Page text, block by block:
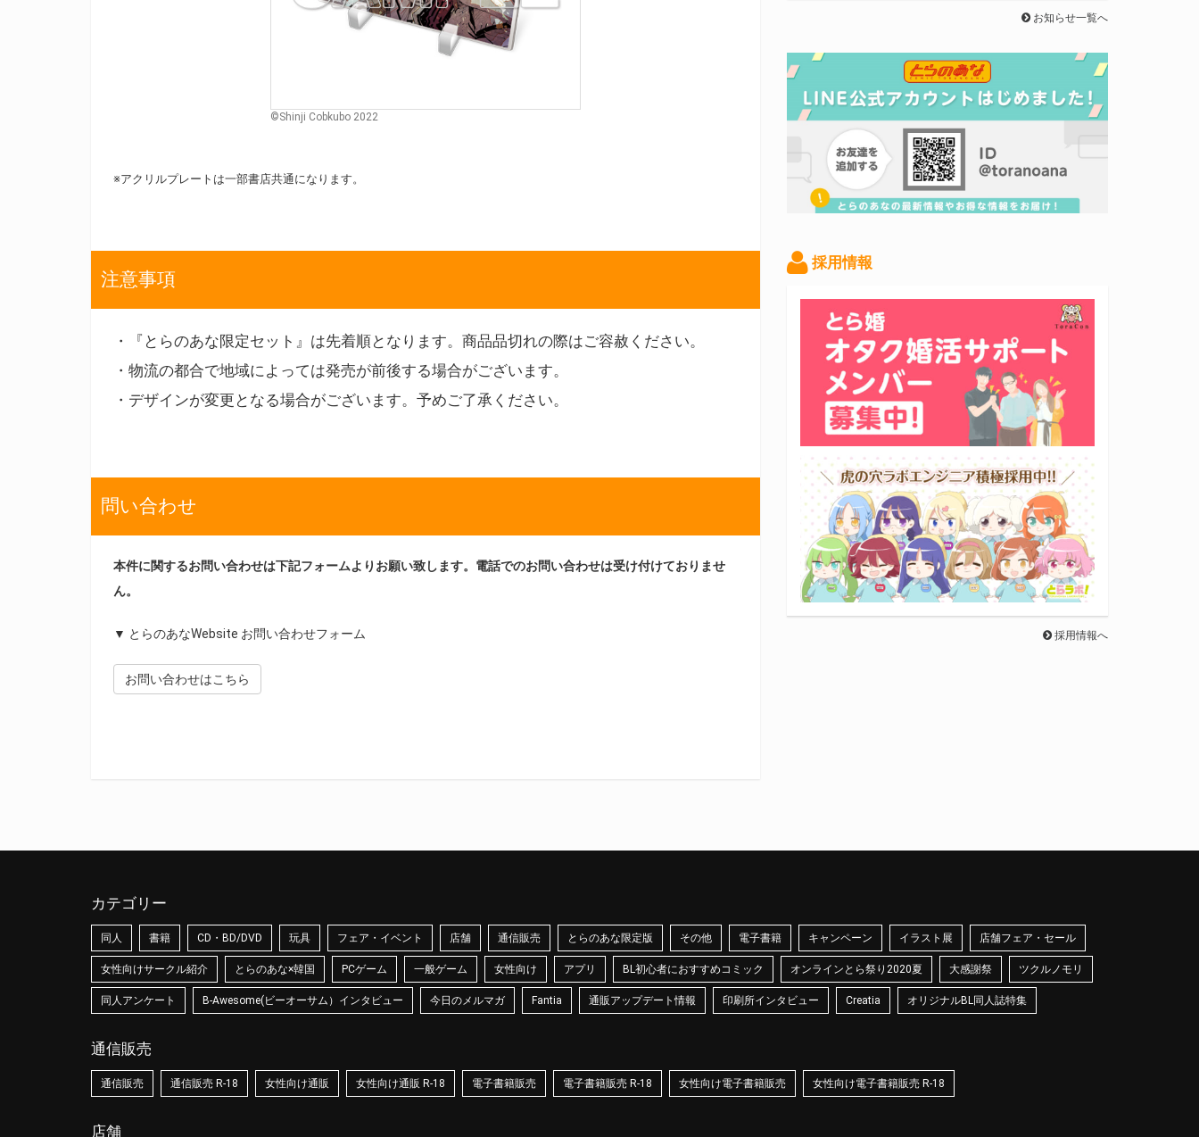
©Shinji Cobkubo 2022
※アクリルプレートは一部書店共通になります。
注意事項
・『とらのあな限定セット』は先着順となります。商品品切れの際はご容赦ください。
・物流の都合で地域によっては発売が前後する場合がございます。
・デザインが変更となる場合がございます。予めご了承ください。
問い合わせ
本件に関するお問い合わせは下記フォームよりお願い致します。電話でのお問い合わせは受け付けておりませ
ん。
▼ とらのあなWebsite お問い合わせフォーム
お問い合わせはこちら
お知らせ一覧へ
採用情報
採用情報へ
カテゴリー
同人 書籍 CD・BD/DVD 玩具 フェア・イベント 店舗 通信販売 とらのあな限定版 その他 電子書籍 キャンペーン イラスト展 店舗フェア・セール
女性向けサークル紹介 とらのあな×韓国 PCゲーム 一般ゲーム 女性向け アプリ BL初心者におすすめコミック オンラインとら祭り2020夏 大感謝祭 ツクルノモリ
同人アンケート B-Awesome(ビーオーサム）インタビュー 今日のメルマガ Fantia 通販アップデート情報 印刷所インタビュー Creatia オリジナルBL同人誌特集
通信販売
通信販売 通信販売 R-18 女性向け通販 女性向け通販 R-18 電子書籍販売 電子書籍販売 R-18 女性向け電子書籍販売 女性向け電子書籍販売 R-18
店舗